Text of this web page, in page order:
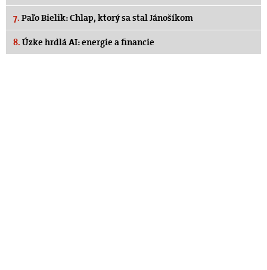
7. Paľo Bielik: Chlap, ktorý sa stal Jánošíkom
8. Úzke hrdlá AI: energie a financie